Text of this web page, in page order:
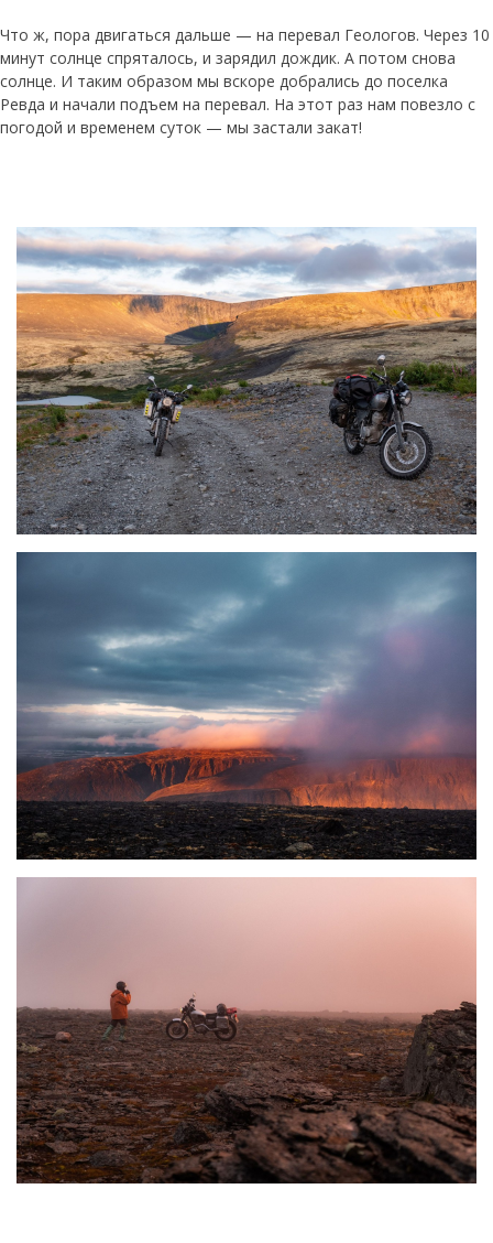
Что ж, пора двигаться дальше — на перевал Геологов. Через 10
минут солнце спряталось, и зарядил дождик. А потом снова
солнце. И таким образом мы вскоре добрались до поселка
Ревда и начали подъем на перевал. На этот раз нам повезло с
погодой и временем суток — мы застали закат!